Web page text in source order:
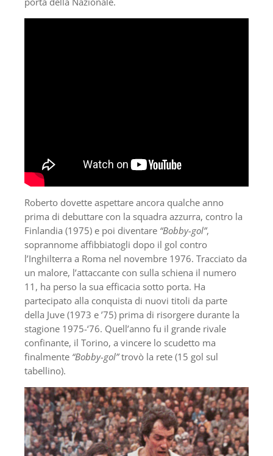
Roberto dovette aspettare ancora qualche anno
prima di debuttare con la squadra azzurra, contro la
Finlandia (1975) e poi diventare “Bobby-gol”,
soprannome affibbiatogli dopo il gol contro
l’Inghilterra a Roma nel novembre 1976. Tracciato da
un malore, l’attaccante con sulla schiena il numero
11, ha perso la sua efficacia sotto porta. Ha
partecipato alla conquista di nuovi titoli da parte
della Juve (1973 e ’75) prima di risorgere durante la
stagione 1975-‘76. Quell’anno fu il grande rivale
confinante, il Torino, a vincere lo scudetto ma
finalmente “Bobby-gol”trovò la rete (15 gol sul
tabellino).